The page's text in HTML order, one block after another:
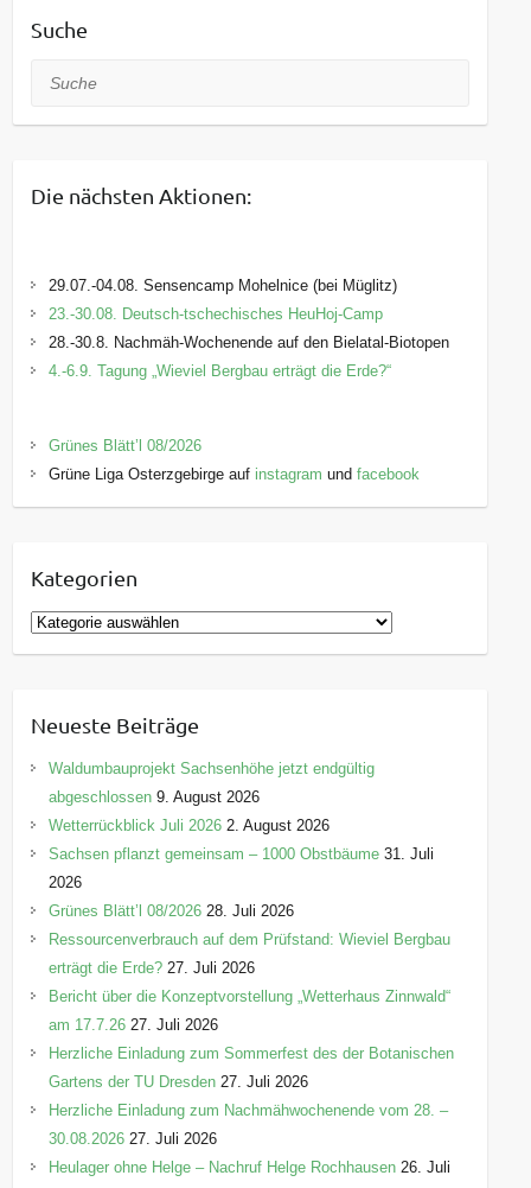
Suche
Suche
Die nächsten Aktionen:
29.07.-04.08. Sensencamp Mohelnice (bei Müglitz)
23.-30.08. Deutsch-tschechisches HeuHoj-Camp
28.-30.8. Nachmäh-Wochenende auf den Bielatal-Biotopen
4.-6.9. Tagung „Wieviel Bergbau erträgt die Erde?“
Grünes Blätt’l 08/2026
Grüne Liga Osterzgebirge auf instagram undfacebook
Kategorien
K
a
g
o
i
e
Neueste Beiträge
Waldumbauprojekt Sachsenhöhe jetzt endgültig
abgeschlossen 9. August 2026
Wetterrückblick Juli 2026 2. August 2026
Sachsen pflanzt gemeinsam – 1000 Obstbäume 31. Juli
2026
Grünes Blätt’l 08/2026 28. Juli 2026
Ressourcenverbrauch auf dem Prüfstand: Wieviel Bergbau
erträgt die Erde? 27. Juli 2026
Bericht über die Konzeptvorstellung „Wetterhaus Zinnwald“
am 17.7.26 27. Juli 2026
Herzliche Einladung zum Sommerfest des der Botanischen
Gartens der TU Dresden 27. Juli 2026
Herzliche Einladung zum Nachmähwochenende vom 28. –
30.08.2026 27. Juli 2026
Heulager ohne Helge – Nachruf Helge Rochhausen 26. Juli